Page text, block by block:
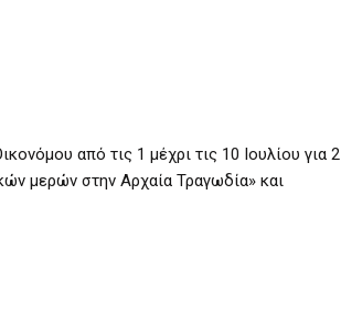
από τις 1 μέχρι τις 10 Ιουλίου για 2
μερών στην Αρχαία Τραγωδία» και